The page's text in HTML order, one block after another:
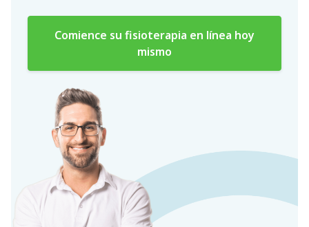
Comience su fisioterapia en línea hoy
mismo